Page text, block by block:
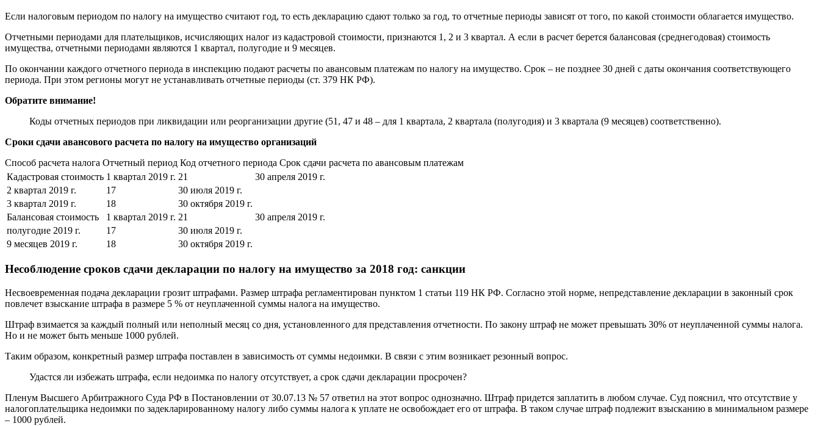
Если налоговым периодом по налогу на имущество считают год, то есть декларацию сдают только за год, то отчетные периоды зависят от того, по какой стоимости облагается имущество.
Отчетными периодами для плательщиков, исчисляющих налог из кадастровой стоимости, признаются 1, 2 и 3 квартал. А если в расчет берется балансовая (среднегодовая) стоимость
имущества, отчетными периодами являются 1 квартал, полугодие и 9 месяцев.
По окончании каждого отчетного периода в инспекцию подают расчеты по авансовым платежам по налогу на имущество. Срок – не позднее 30 дней с даты окончания соответствующего
периода. При этом регионы могут не устанавливать отчетные периоды (ст. 379 НК РФ).
Обратите внимание!
Коды отчетных периодов при ликвидации или реорганизации другие (51, 47 и 48 – для 1 квартала, 2 квартала (полугодия) и 3 квартала (9 месяцев) соответственно).
Сроки сдачи авансового расчета по налогу на имущество организаций
Способ расчета налога Отчетный период Код отчетного периода Срок сдачи расчета по авансовым платежам
Кадастровая стоимость 1 квартал 2019 г. 21
30 апреля 2019 г.
2 квартал 2019 г.
17
30 июля 2019 г.
3 квартал 2019 г.
18
30 октября 2019 г.
Балансовая стоимость
1 квартал 2019 г. 21
30 апреля 2019 г.
полугодие 2019 г.
17
30 июля 2019 г.
9 месяцев 2019 г.
18 30 октября 2019 г.
Несоблюдение сроков сдачи декларации по налогу на имущество за 2018 год: санкции
Несвоевременная подача декларации грозит штрафами. Размер штрафа регламентирован пунктом 1 статьи 119 НК РФ. Согласно этой норме, непредставление декларации в законный срок
повлечет взыскание штрафа в размере 5 % от неуплаченной суммы налога на имущество.
Штраф взимается за каждый полный или неполный месяц со дня, установленного для представления отчетности. По закону штраф не может превышать 30% от неуплаченной суммы налога.
Но и не может быть меньше 1000 рублей.
Таким образом, конкретный размер штрафа поставлен в зависимость от суммы недоимки. В связи с этим возникает резонный вопрос.
Удастся ли избежать штрафа, если недоимка по налогу отсутствует, а срок сдачи декларации просрочен?
Пленум Высшего Арбитражного Суда РФ в Постановлении от 30.07.13 № 57 ответил на этот вопрос однозначно. Штраф придется заплатить в любом случае. Суд пояснил, что отсутствие у
налогоплательщика недоимки по задекларированному налогу либо суммы налога к уплате не освобождает его от штрафа. В таком случае штраф подлежит взысканию в минимальном размере
– 1000 рублей.